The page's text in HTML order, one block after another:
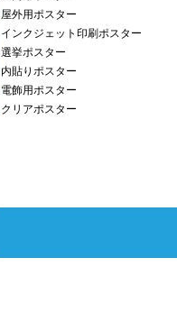
屋外用ポスター
インクジェット印刷ポスター
選挙ポスター
内貼りポスター
電飾用ポスター
クリアポスター